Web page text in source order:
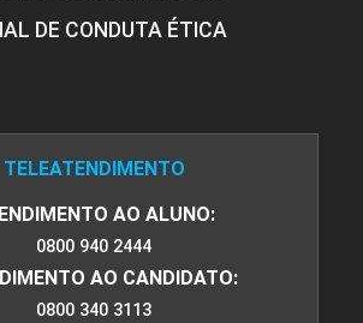
DE CONDUTA ÉTICA
TELEATENDIMENTO
AO ALUNO:
0800 940 2444
AO CANDIDATO:
0800 340 3113